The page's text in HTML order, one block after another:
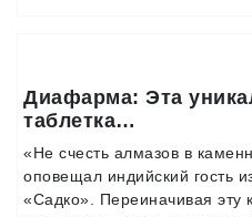
Диафарма: Эта
таблетка…
«Не счесть алмазов в
оповещал индийский гость
«Садко». Переиначивая